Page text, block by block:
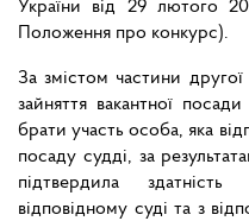
України від 29 лютого
Положення про конкурс).
За змістом частини другої
зайняття вакантної
брати участь особа, яка
посаду судді, за
підтвердила
відповідному суді та з